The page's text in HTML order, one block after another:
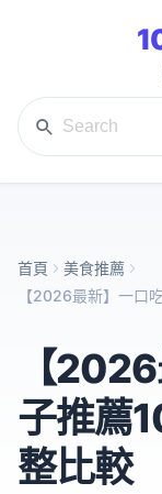
首頁
美食推薦
【2026最新】一口
【
子推薦
整比較